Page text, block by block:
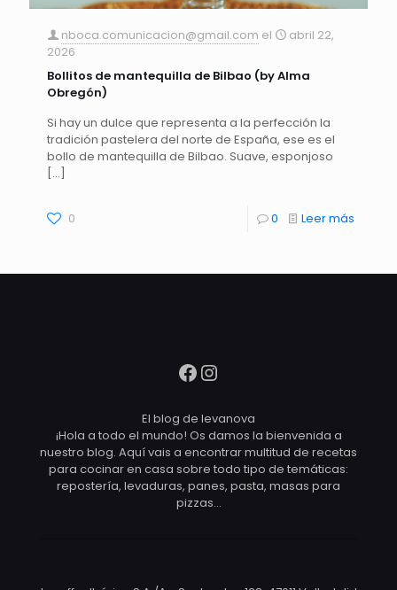
nboca.comunicacion@gmail.com el
abril 22,
2026
Bollitos de mantequilla de Bilbao (by Alma
Obregón)
Si hay un dulce que representa a la perfección la
tradición pastelera del norte de España, ese es el
bollo de mantequilla de Bilbao. Suave, esponjoso
[…]
0 0 Leer más
Facebook
Instagram
El blog de levanova
¡Hola a todo el mundo! Os damos la bienvenida a
nuestro blog. Aquí vais a encontrar multitud de recetas
para cocinar en casa sobre todo tipo de temáticas:
repostería, levaduras, panes, pasta, masas para
pizzas…